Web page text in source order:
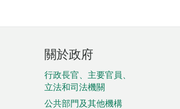
頁
腳
菜
單
關於政府
行政長官、主要官員、
立法和司法機關
公共部門及其他機構